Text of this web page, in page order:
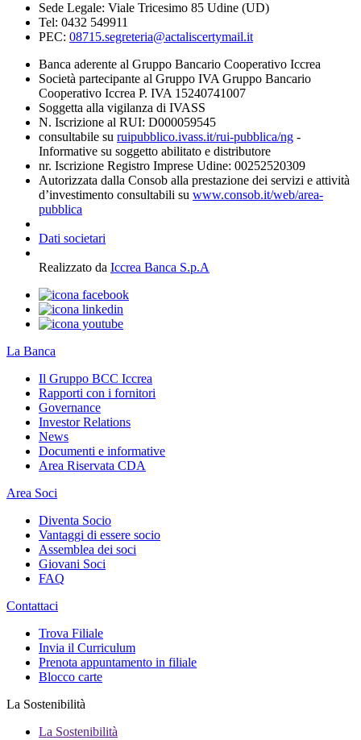
Sede Legale: Viale Tricesimo 85 Udine (UD)
Tel: 0432 549911
PEC: 08715.segreteria@actaliscertymail.it
Banca aderente al Gruppo Bancario Cooperativo Iccrea
Società partecipante al Gruppo IVA Gruppo Bancario
Cooperativo Iccrea P. IVA 15240741007
Soggetta alla vigilanza di IVASS
N. Iscrizione al RUI: D000059545
consultabile su ruipubblico.ivass.it/rui-pubblica/ng -
Informative su soggetto abilitato e distributore
nr. Iscrizione Registro Imprese Udine: 00252520309
Autorizzata dalla Consob alla prestazione dei servizi e attività
d’investimento consultabili su www.consob.it/web/area-
pubblica
Dati societari
Realizzato da Iccrea Banca S.p.A
La Banca
Il Gruppo BCC Iccrea
Rapporti con i fornitori
Governance
Investor Relations
News
Documenti e informative
Area Riservata CDA
Area Soci
Diventa Socio
Vantaggi di essere socio
Assemblea dei soci
Giovani Soci
FAQ
Contattaci
Trova Filiale
Invia il Curriculum
Prenota appuntamento in filiale
Blocco carte
La Sostenibilità
La Sostenibilità